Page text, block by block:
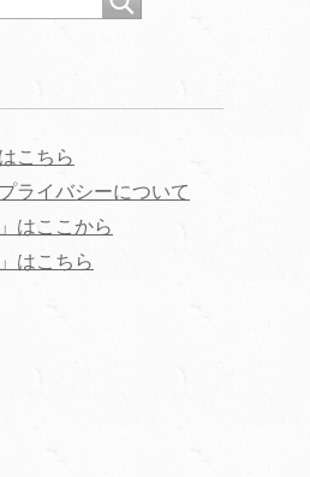
こちら
ライバシーについて
はここから
はこちら